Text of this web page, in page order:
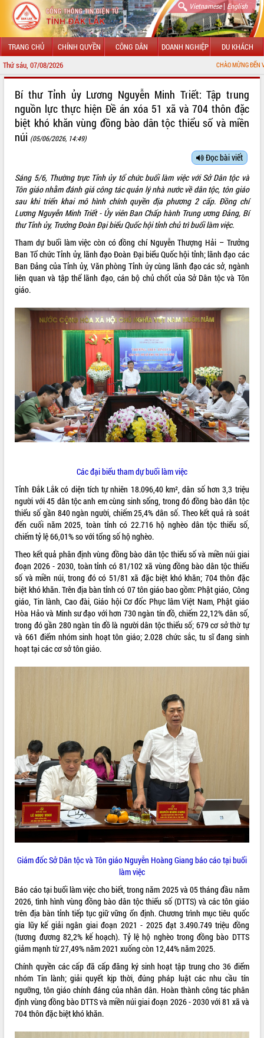
Vietnamese| English
TRANG CHỦ CHÍNH QUYỀN CÔNG DÂN DOANH NGHIỆP DU KHÁCH
Thứ sáu, 07/08/2026 CHÀO MỪNG ĐẾN VỚI CỔNG
LÃNH ĐẠO UBND TỈNH
TIN TỨC SỰ KIỆN
UBND CÁC XÃ, PHƯỜNG
THÔNG TIN CHỈ ĐẠO ĐIỀU HÀNH
HỆ THỐNG VĂN BẢN
VĂN BẢN HĐND TỈNH
ĐIỂM TIN VĂN BẢN
Loading the player...
Khám bệnh, cấp phát thuốc miễn phí
và tặng quà người dân xã Cư Pui
Hội nghị UBND tỉnh Đắk Lắk thường kỳ
tháng 7/2026
Lễ truy tặng danh hiệu “Bà Mẹ Việt
Nam Anh hùng” và trao Huân chương
Bí thư Tỉnh ủy Lương Nguyễn Minh
Triết thăm, tặng quà người có công với
cách mạng
Rà soát, hoàn thiện hệ thống thiết chế
văn hóa, thể thao đáp ứng yêu cầu
phát triển mới
Thường trực HĐND tỉnh Đắk Lắk gặp
mặt Đoàn chuyên gia y tế TP. Hồ Chí
Minh
Lễ truy điệu và an táng hài cốt liệt sĩ
Bàn giải pháp tháo gỡ khó khăn trong
xuất khẩu sầu riêng và triển khai quy
định EUDR
Thứ trưởng Bộ Nông nghiệp và Môi
trường Nguyễn Hoàng Hiệp khảo sát
vùng trồng và doanh nghiệp đóng gói
Trình diễn nghệ thuật chế biến các
món ăn từ sầu riêng
Đắk Lắk công bố Quy hoạch và xúc
tiến đầu tư tỉnh
LIÊN KẾT WEB
Tất cả:
66046292
Bí thư Tỉnh ủy Lương Nguyễn Minh Triết: Tập trung
nguồn lực thực hiện Đề án xóa 51 xã và 704 thôn đặc
biệt khó khăn vùng đồng bào dân tộc thiểu số và miền
núi (05/06/2026, 14:49)
Đọc bài viết
Sáng 5/6, Thường trực Tỉnh ủy tổ chức buổi làm việc với Sở Dân tộc và
Tôn giáo nhằm đánh giá công tác quản lý nhà nước về dân tộc, tôn giáo
sau khi triển khai mô hình chính quyền địa phương 2 cấp. Đồng chí
Lương Nguyễn Minh Triết - Ủy viên Ban Chấp hành Trung ương Đảng, Bí
thư Tỉnh ủy, Trưởng Đoàn Đại biểu Quốc hội tỉnh chủ trì buổi làm việc.
Tham dự buổi làm việc còn có đồng chí Nguyễn Thượng Hải – Trưởng
Ban Tổ chức Tỉnh ủy, lãnh đạo Đoàn Đại biểu Quốc hội tỉnh; lãnh đạo các
Ban Đảng của Tỉnh ủy, Văn phòng Tỉnh ủy cùng lãnh đạo các sở, ngành
liên quan và tập thể lãnh đạo, cán bộ chủ chốt của Sở Dân tộc và Tôn
giáo.
Các đại biểu tham dự buổi làm việc
Tỉnh Đắk Lắk có diện tích tự nhiên 18.096,40 km², dân số hơn 3,3 triệu
người với 45 dân tộc anh em cùng sinh sống, trong đó đồng bào dân tộc
thiểu số gần 840 ngàn người, chiếm 25,4% dân số. Theo kết quả rà soát
đến cuối năm 2025, toàn tỉnh có 22.716 hộ nghèo dân tộc thiểu số,
chiếm tỷ lệ 66,01% so với tổng số hộ nghèo.
Theo kết quả phân định vùng đồng bào dân tộc thiểu số và miền núi giai
đoạn 2026 - 2030, toàn tỉnh có 81/102 xã vùng đồng bào dân tộc thiểu
số và miền núi, trong đó có 51/81 xã đặc biệt khó khăn; 704 thôn đặc
biệt khó khăn. Trên địa bàn tỉnh có 07 tôn giáo bao gồm: Phật giáo, Công
giáo, Tin lành, Cao đài, Giáo hội Cơ đốc Phục lâm Việt Nam, Phật giáo
Hòa Hảo và Minh sư đạo với hơn 730 ngàn tín đồ, chiếm 22,12% dân số,
trong đó gần 280 ngàn tín đồ là người dân tộc thiểu số; 679 cơ sở thờ tự
và 661 điểm nhóm sinh hoạt tôn giáo; 2.028 chức sắc, tu sĩ đang sinh
hoạt tại các cơ sở tôn giáo.
Giám đốc Sở Dân tộc và Tôn giáo Nguyễn Hoàng Giang báo cáo tại buổi
làm việc
Báo cáo tại buổi làm việc cho biết, trong năm 2025 và 05 tháng đầu năm
2026, tình hình vùng đồng bào dân tộc thiểu số (DTTS) và các tôn giáo
trên địa bàn tỉnh tiếp tục giữ vững ổn định. Chương trình mục tiêu quốc
gia lũy kế giải ngân giai đoạn 2021 - 2025 đạt 3.490.749 triệu đồng
(tương đương 82,2% kế hoạch). Tỷ lệ hộ nghèo trong đồng bào DTTS
giảm mạnh từ 27,49% năm 2021 xuống còn 12,44% năm 2025.
Chính quyền các cấp đã cấp đăng ký sinh hoạt tập trung cho 36 điểm
nhóm Tin lành; giải quyết kịp thời, đúng pháp luật các nhu cầu tín
ngưỡng, tôn giáo chính đáng của nhân dân. Hoàn thành công tác phân
định vùng đồng bào DTTS và miền núi giai đoạn 2026 - 2030 với 81 xã và
704 thôn đặc biệt khó khăn.